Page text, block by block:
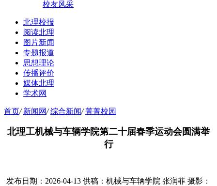
校友风采
北理校报
阅读北理
图片新闻
专题报道
思想理论
传播评价
媒体北理
学术网
首页/ 新闻网/ 综合新闻/ 菁菁校园
北理工机械与车辆学院第二十届春季运动会圆满举
行
发布日期：2026-04-13 供稿：机械与车辆学院 张润菲 摄影：